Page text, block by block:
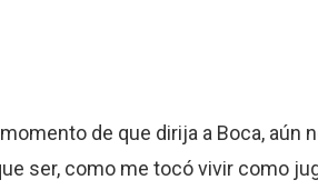
de que dirija a Boca, aún
ser, como me tocó vivir como